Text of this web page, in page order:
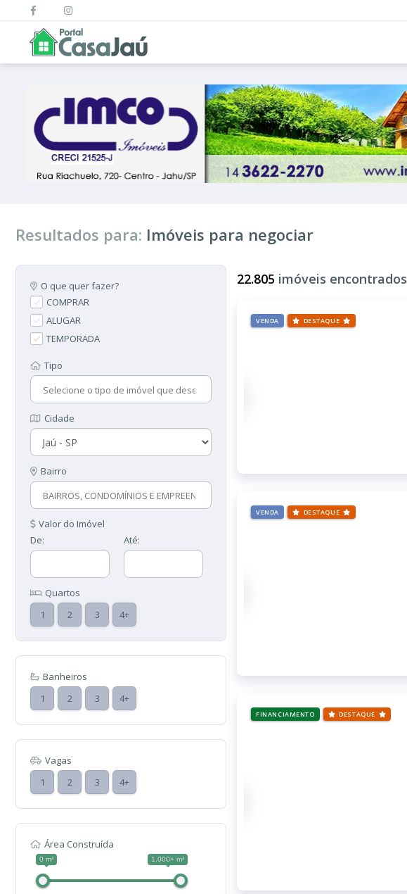
Resultados para: Imóveis para negociar
O que quer fazer?
COMPRAR
ALUGAR
TEMPORADA
Tipo
Cidade
Bairro
Valor do Imóvel
De:
Até:
Quartos
1
2 3 4+
Banheiros
1
2 3 4+
Vagas
1
2 3 4+
Área Construída
0 m² 1.000+ m²
22.805 imóveis encontrados
VENDA DESTAQUE
VENDA DESTAQUE
FINANCIAMENTO DESTAQUE